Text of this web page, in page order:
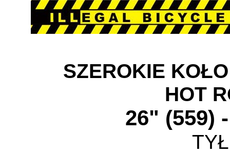
SZEROKIE
HOT
26" (559)
TYŁ